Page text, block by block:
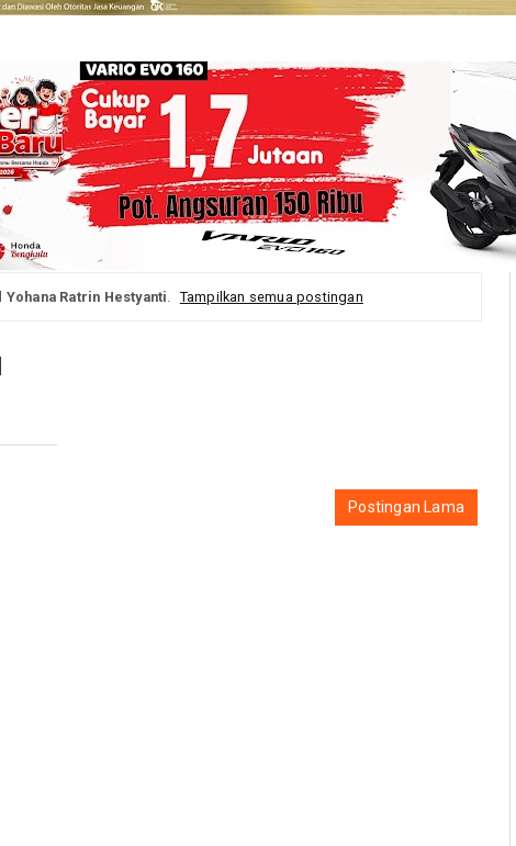
Yohana Ratrin Hestyanti. Tampilkan semua postingan
Postingan Lama